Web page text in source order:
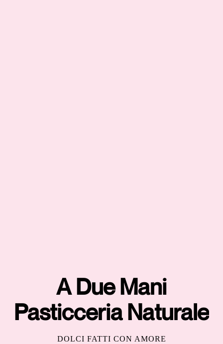
A Due Mani
Pasticceria Naturale
DOLCI FATTI CON AMORE